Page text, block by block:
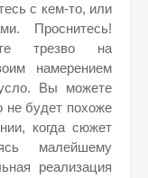
с кем-то, или
Проснитесь!
трезво на
намерением
Вы можете
не будет похоже
когда сюжет
малейшему
реализация